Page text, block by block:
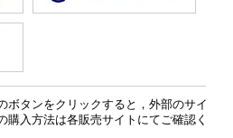
ボタンをクリックすると，外部のサイ
購入方法は各販売サイトにてご確認く